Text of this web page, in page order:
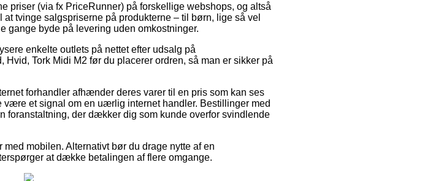
priser (via fx PriceRunner) på forskellige webshops, og altså
tvinge salgspriserne på produkterne – til børn, lige så vel
gange byde på levering uden omkostninger.
enkelte outlets på nettet efter udsalg på
Tork Midi M2 før du placerer ordren, så man er sikker på
forhandler afhænder deres varer til en pris som kan ses
et signal om en uærlig internet handler. Bestillinger med
foranstaltning, der dækker dig som kunde overfor svindlende
mobilen. Alternativt bør du drage nytte af en
at dække betalingen af flere omgange.